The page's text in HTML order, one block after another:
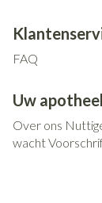
FAQ
Uw
Over ons
wacht